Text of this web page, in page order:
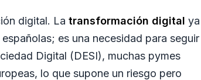
digital. La transformación digital
es una necesidad para seguir
Digital (DESI), muchas pymes
lo que supone un riesgo pero